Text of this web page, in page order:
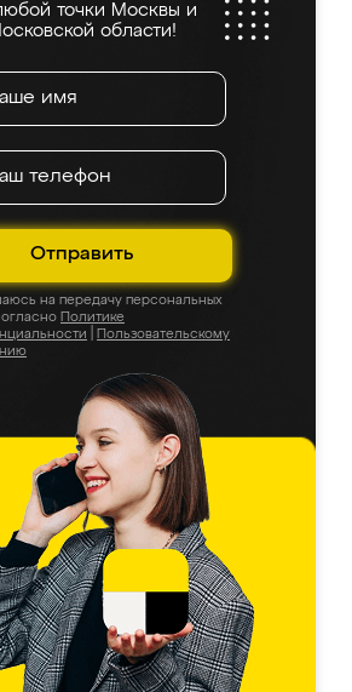
точки Москвы и
области!
Отправить
на передачу персональных
Политике
Пользовательскому